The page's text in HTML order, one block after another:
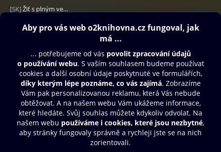
[SK]Žiť s plným vedomím
199 Kč
Obsah ke stažení
Moje O2 Knihovna
Další zábava
© O2 Czech Republic a.s.